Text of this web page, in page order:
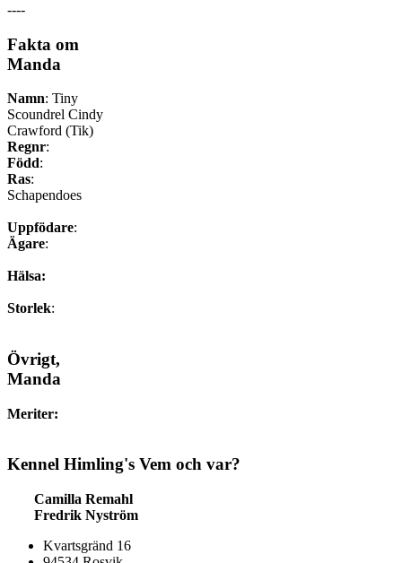
----
Fakta om
Manda
Namn: Tiny
Scoundrel Cindy
Crawford (Tik)
Regnr:
Född:
Ras:
Schapendoes
Uppfödare:
Ägare:
Hälsa:
Storlek:
Övrigt,
Manda
Meriter:
Kennel Himling's Vem och var?
Camilla Remahl
Fredrik Nyström
Kvartsgränd 16